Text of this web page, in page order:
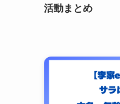
活動まとめ